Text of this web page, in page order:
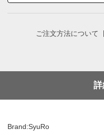
ご注文方法について
Brand:SyuRo